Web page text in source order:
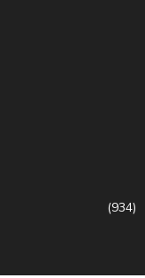
(934)